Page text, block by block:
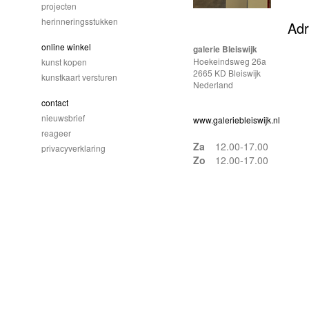
galerie Bleiswijk
Hoekeindsweg 26a
2665 KD Bleiswijk
Nederland
www.galeriebleiswijk.nl
Za
12.00-17.00
Zo
12.00-17.00
projecten
herinneringsstukken
online winkel
kunst kopen
kunstkaart versturen
contact
nieuwsbrief
reageer
privacyverklaring